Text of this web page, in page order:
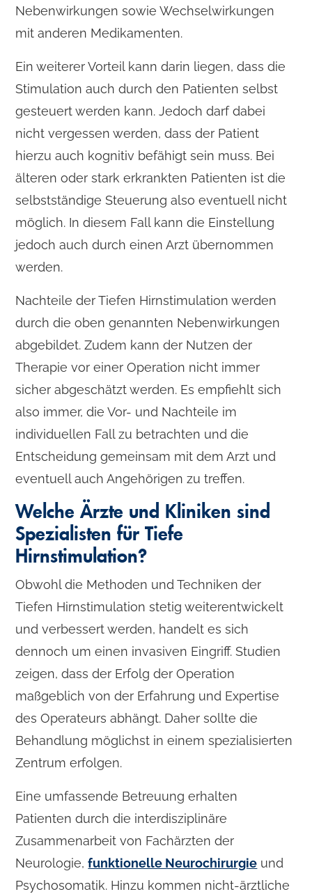
Nebenwirkungen sowie Wechselwirkungen
mit anderen Medikamenten.
Ein weiterer Vorteil kann darin liegen, dass die
Stimulation auch durch den Patienten selbst
gesteuert werden kann. Jedoch darf dabei
nicht vergessen werden, dass der Patient
hierzu auch kognitiv befähigt sein muss. Bei
älteren oder stark erkrankten Patienten ist die
selbstständige Steuerung also eventuell nicht
möglich. In diesem Fall kann die Einstellung
jedoch auch durch einen Arzt übernommen
werden.
Nachteile der Tiefen Hirnstimulation werden
durch die oben genannten Nebenwirkungen
abgebildet. Zudem kann der Nutzen der
Therapie vor einer Operation nicht immer
sicher abgeschätzt werden. Es empfiehlt sich
also immer, die Vor- und Nachteile im
individuellen Fall zu betrachten und die
Entscheidung gemeinsam mit dem Arzt und
eventuell auch Angehörigen zu treffen.
Welche Ärzte und Kliniken sind
Spezialisten für Tiefe
Hirnstimulation?
Obwohl die Methoden und Techniken der
Tiefen Hirnstimulation stetig weiterentwickelt
und verbessert werden, handelt es sich
dennoch um einen invasiven Eingriff. Studien
zeigen, dass der Erfolg der Operation
maßgeblich von der Erfahrung und Expertise
des Operateurs abhängt. Daher sollte die
Behandlung möglichst in einem spezialisierten
Zentrum erfolgen.
Eine umfassende Betreuung erhalten
Patienten durch die interdisziplinäre
Zusammenarbeit von Fachärzten der
Neurologie,funktionelle Neurochirurgie und
Psychosomatik. Hinzu kommen nicht-ärztliche